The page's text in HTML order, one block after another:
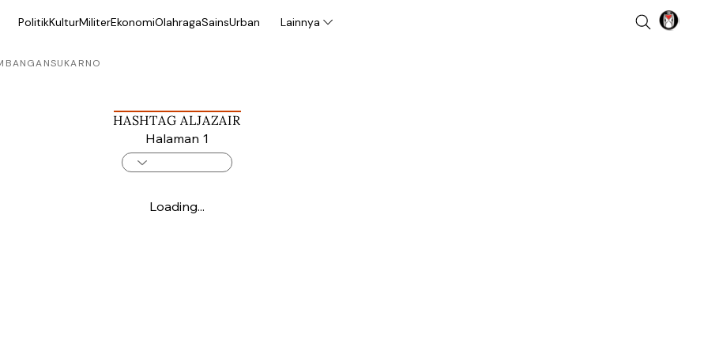
PolitikKulturMiliterEkonomiOlahragaSainsUrban Lainnya
HASHTAG ALJAZAIR
Halaman 1
Loading...
SUKARNO